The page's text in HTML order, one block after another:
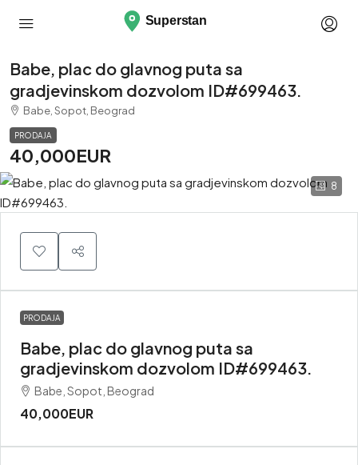
Babe, plac do glavnog puta sa
gradjevinskom dozvolom ID#699463.
Babe, Sopot, Beograd
PRODAJA
40,000EUR
8
PRODAJA
Babe, plac do glavnog puta sa
gradjevinskom dozvolom ID#699463.
Babe, Sopot, Beograd
40,000EUR